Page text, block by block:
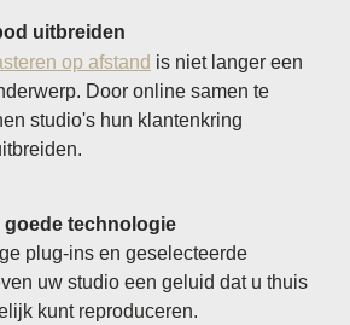
uitbreiden
op afstand is niet langer een
Door online samen te
studio's hun klantenkring
goede technologie
plug-ins en geselecteerde
uw studio een geluid dat u thuis
kunt reproduceren.